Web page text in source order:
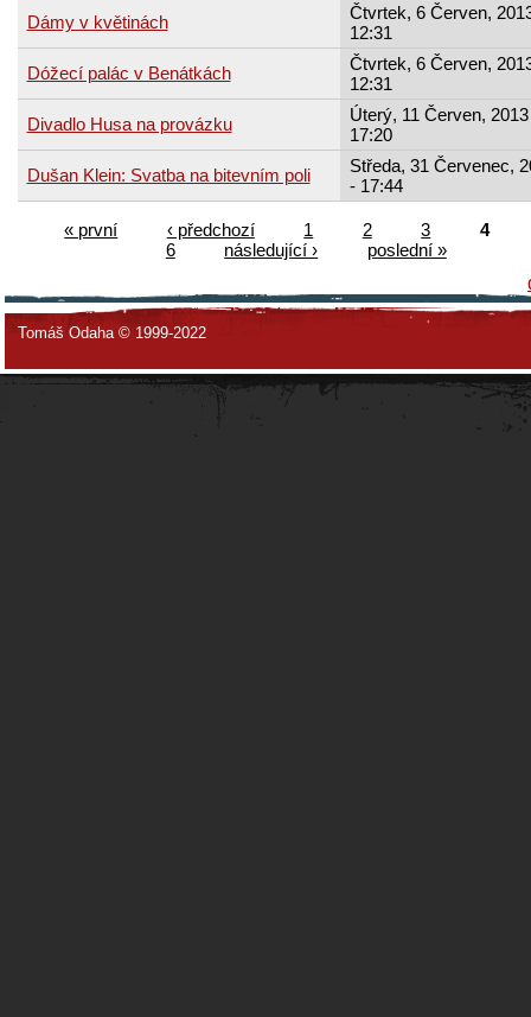
Dámy v květinách
Čtvrtek, 6 Červen,
12:31
Dóžecí palác v Benátkách
Čtvrtek, 6 Červen,
12:31
Divadlo Husa na provázku
Úterý, 11 Červen,
17:20
Dušan Klein: Svatba na bitevním poli
Středa, 31 Červenec,
- 17:44
« první ‹ předchozí 1 2 3
4
6
následující ›
poslední »
Tomáš Odaha © 1999-2022